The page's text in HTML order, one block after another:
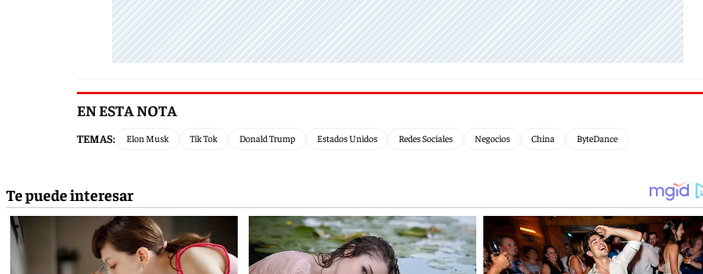
EN ESTA NOTA
TEMAS: Elon Musk Tik Tok Donald Trump Estados Unidos Redes Sociales Negocios China ByteDance